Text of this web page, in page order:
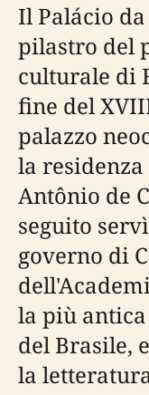
Il Palácio
pilastro del
culturale di
fine del
palazzo
la
Antônio de
seguito
governo di
la più
del Brasile,
la